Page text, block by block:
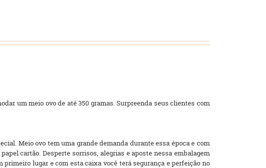
um meio ovo de até 350 gramas. Surpreenda seus clientes com
Meio ovo tem uma grande demanda durante essa época e com
cartão. Desperte sorrisos, alegrias e aposte nessa embalagem
lugar e com esta caixa você terá segurança e perfeição no